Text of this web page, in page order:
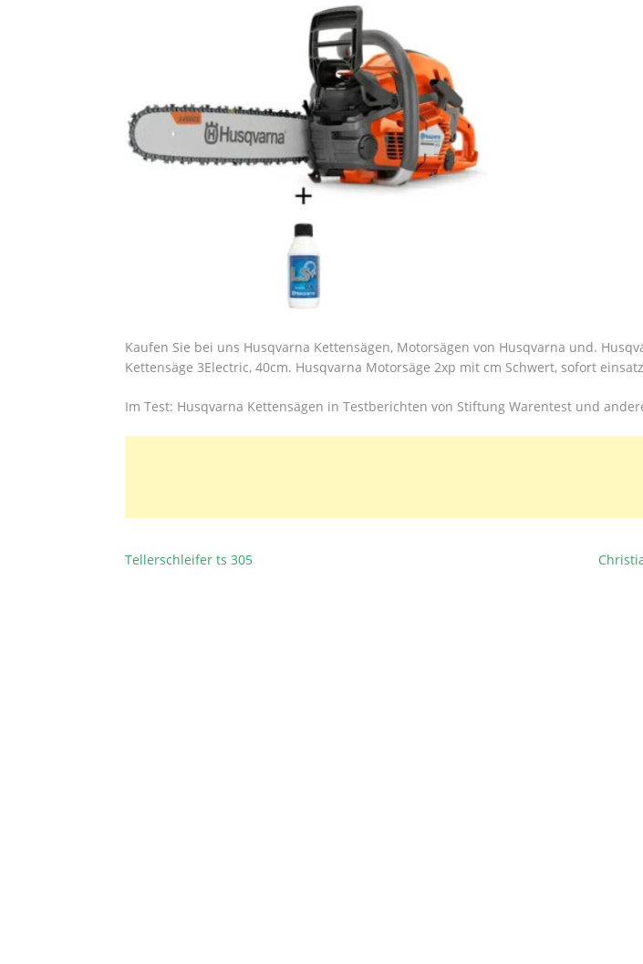
Kaufen Sie bei uns Husqvarna Kettensägen, Motorsägen von Husqvarna und.
Kettensäge 3Electric, 40cm. Husqvarna Motorsäge 2xp mit cm Schwert, sofort
Im Test: Husqvarna Kettensägen in Testberichten von Stiftung Warentest und
BEITRAGSNAVIGATION
Tellerschleifer ts 305